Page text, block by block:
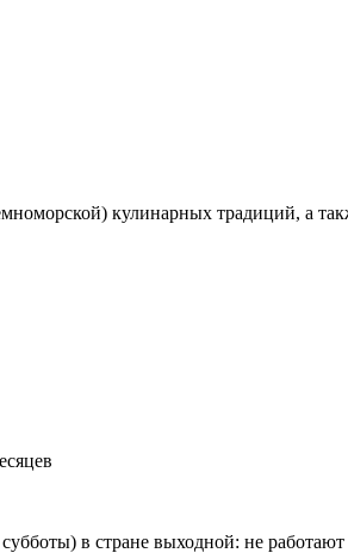
кулинарных традиций, а
в стране выходной: не